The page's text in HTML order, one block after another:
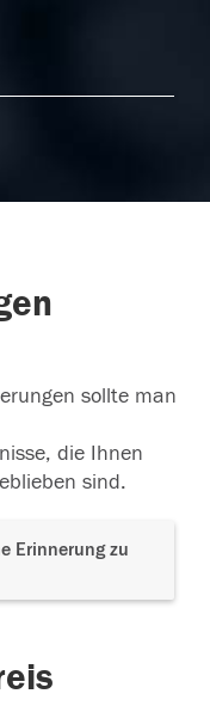
sollte man
die Ihnen
sind.
Erinnerung zu